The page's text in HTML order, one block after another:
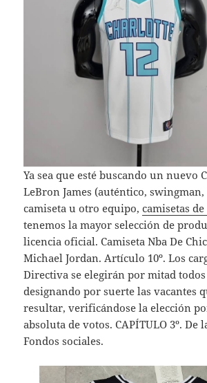
Ya sea que esté buscando un nuevo
LeBron James (auténtico,
camiseta u otro equipo,camisetas
tenemos la mayor selección de
licencia oficial. Camiseta Nba De
Michael Jordan. Artículo 10º. Los
Directiva se elegirán por mitad todos
designando por suerte las vacantes
resultar, verificándose la elección
absoluta de votos. CAPÍTULO 3º. De
Fondos sociales.